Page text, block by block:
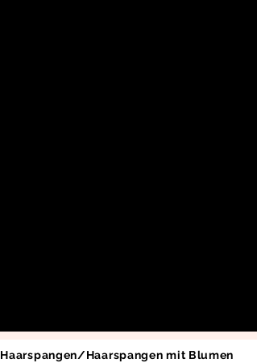
Haarspangen/Haarspangen mit Blumen